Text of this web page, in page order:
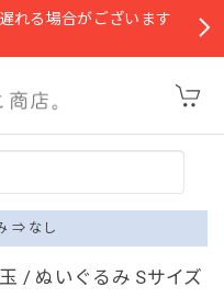
る場合がございます
⇒ なし
/ ぬいぐるみ Sサイズ